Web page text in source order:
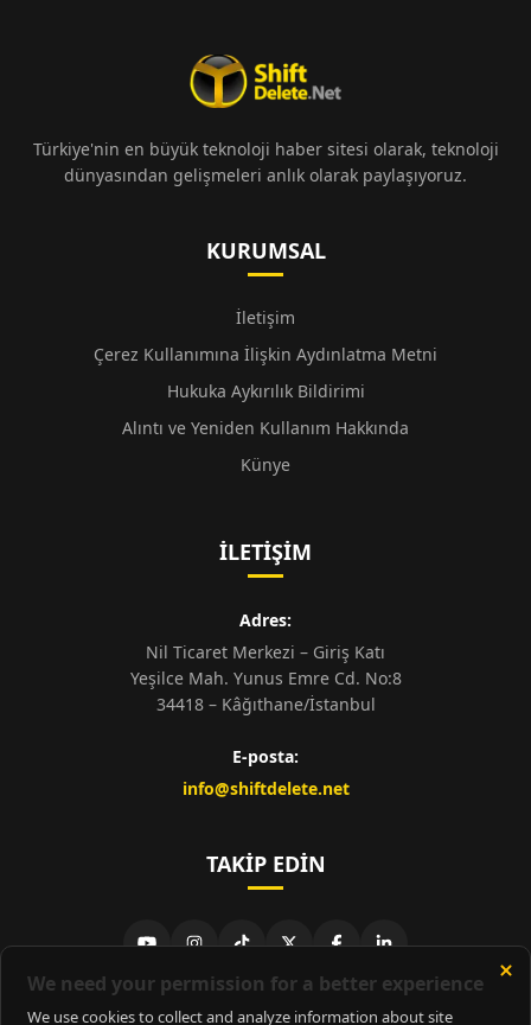
Türkiye'nin en büyük teknoloji haber sitesi olarak, teknoloji
dünyasından gelişmeleri anlık olarak paylaşıyoruz.
KURUMSAL
İletişim
Çerez Kullanımına İlişkin Aydınlatma Metni
Hukuka Aykırılık Bildirimi
Alıntı ve Yeniden Kullanım Hakkında
Künye
İLETIŞIM
Adres:
Nil Ticaret Merkezi – Giriş Katı
Yeşilce Mah. Yunus Emre Cd. No:8
34418 – Kâğıthane/İstanbul
E-posta:
info@shiftdelete.net
TAKIP EDIN